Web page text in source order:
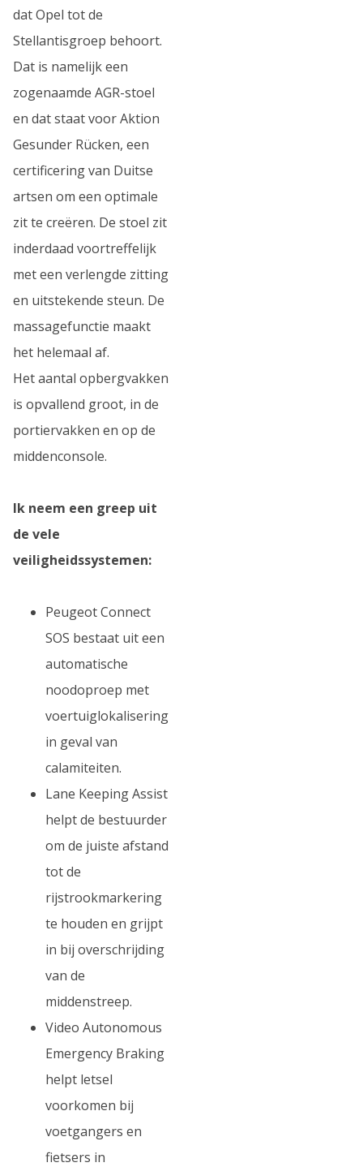
dat Opel tot de
Stellantisgroep behoort.
Dat is namelijk een
zogenaamde AGR-stoel
en dat staat voor Aktion
Gesunder Rücken, een
certificering van Duitse
artsen om een optimale
zit te creëren. De stoel zit
inderdaad voortreffelijk
met een verlengde zitting
en uitstekende steun. De
massagefunctie maakt
het helemaal af.
Het aantal opbergvakken
is opvallend groot, in de
portiervakken en op de
middenconsole.
Ik neem een greep uit
de vele
veiligheidssystemen:
Peugeot Connect
SOS bestaat uit een
automatische
noodoproep met
voertuiglokalisering
in geval van
calamiteiten.
Lane Keeping Assist
helpt de bestuurder
om de juiste afstand
tot de
rijstrookmarkering
te houden en grijpt
in bij overschrijding
van de
middenstreep.
Video Autonomous
Emergency Braking
helpt letsel
voorkomen bij
voetgangers en
fietsers in